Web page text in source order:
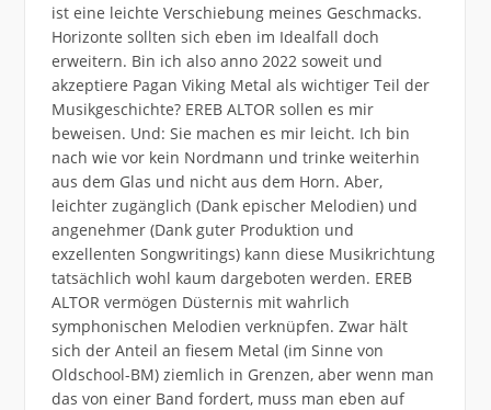
ist eine leichte Verschiebung meines Geschmacks.
Horizonte sollten sich eben im Idealfall doch
erweitern. Bin ich also anno 2022 soweit und
akzeptiere Pagan Viking Metal als wichtiger Teil der
Musikgeschichte? EREB ALTOR sollen es mir
beweisen. Und: Sie machen es mir leicht. Ich bin
nach wie vor kein Nordmann und trinke weiterhin
aus dem Glas und nicht aus dem Horn. Aber,
leichter zugänglich (Dank epischer Melodien) und
angenehmer (Dank guter Produktion und
exzellenten Songwritings) kann diese Musikrichtung
tatsächlich wohl kaum dargeboten werden. EREB
ALTOR vermögen Düsternis mit wahrlich
symphonischen Melodien verknüpfen. Zwar hält
sich der Anteil an fiesem Metal (im Sinne von
Oldschool-BM) ziemlich in Grenzen, aber wenn man
das von einer Band fordert, muss man eben auf